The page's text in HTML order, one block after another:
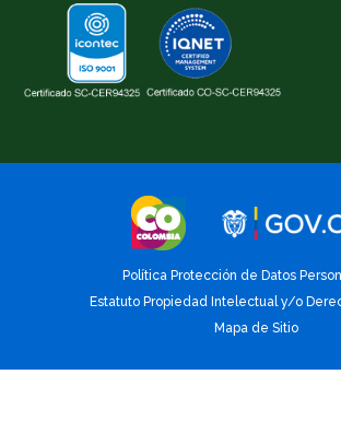
Política Protección de Datos
Estatuto Propiedad Intelectual y/o
Mapa de Sitio